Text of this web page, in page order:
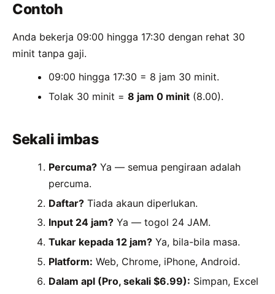
Contoh
Anda bekerja 09:00 hingga 17:30 dengan rehat 30
minit tanpa gaji.
09:00 hingga 17:30 = 8 jam 30 minit.
Tolak 30 minit =8 jam 0 minit (8.00).
Sekali imbas
Percuma? Ya — semua pengiraan adalah
percuma.
Daftar? Tiada akaun diperlukan.
Input 24 jam? Ya — togol 24 JAM.
Tukar kepada 12 jam? Ya, bila-bila masa.
Platform: Web, Chrome, iPhone, Android.
Dalam apl (Pro, sekali $6.99): Simpan, Excel